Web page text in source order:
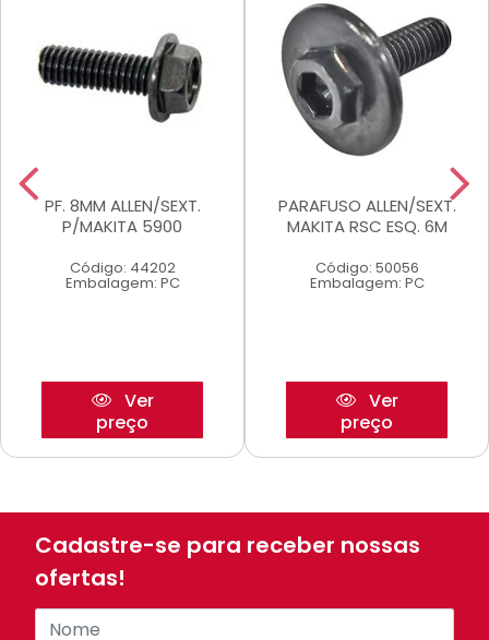
PF. 8MM ALLEN/SEXT.
P/MAKITA 5900
Código: 44202
Embalagem: PC
Ver
preço
PARAFUSO ALLEN/SEXT.
MAKITA RSC ESQ. 6M
Código: 50056
Embalagem: PC
Ver
preço
Cadastre-se para receber nossas
ofertas!